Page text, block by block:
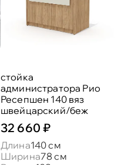
стойка
администратора Рио
Ресепшен 140 вяз
швейцарский/беж
32 660 ₽
Длина140 см
Ширина78 см